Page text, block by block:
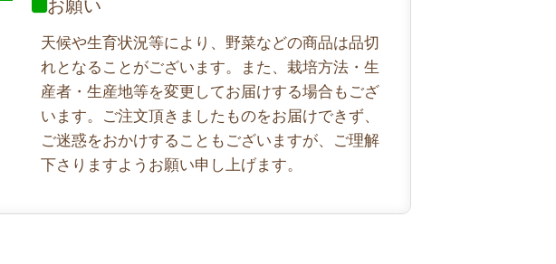
お願い
天候や生育状況等により、野菜などの商品は品切
れとなることがございます。また、栽培方法・生
産者・生産地等を変更してお届けする場合もござ
います。ご注文頂きましたものをお届けできず、
ご迷惑をおかけすることもございますが、ご理解
下さりますようお願い申し上げます。